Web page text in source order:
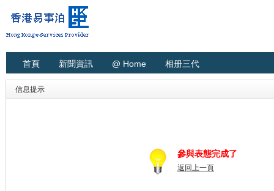
首頁 新聞資訊 @ Home 相册三代
信息提示
參與表態完成了
返回上一頁